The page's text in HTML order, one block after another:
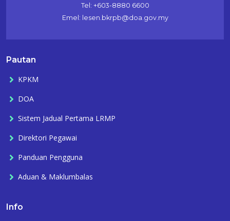
Tel: +603-8880 6600
Emel: lesen.bkrpb@doa.gov.my
Pautan
KPKM
DOA
Sistem Jadual Pertama LRMP
Direktori Pegawai
Panduan Pengguna
Aduan & Maklumbalas
Info